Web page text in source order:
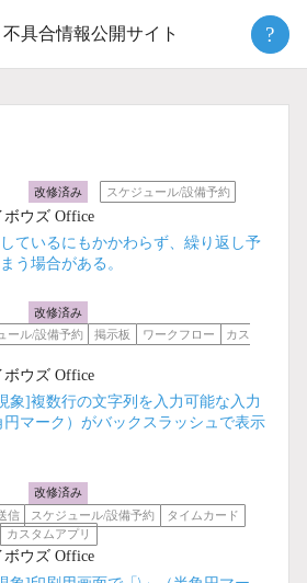
不具合情報公開サイト ?
改修済み スケジュール/設備予約
ウズ Office
ているにもかかわらず、繰り返し予
う場合がある。
改修済み
ール/設備予約 掲示板 ワークフロー
カス
ウズ Office
象]複数行の文字列を入力可能な入力
マーク）がバックスラッシュで表示
改修済み
信 スケジュール/設備予約
タイムカード
カスタムアプリ
ウズ Office